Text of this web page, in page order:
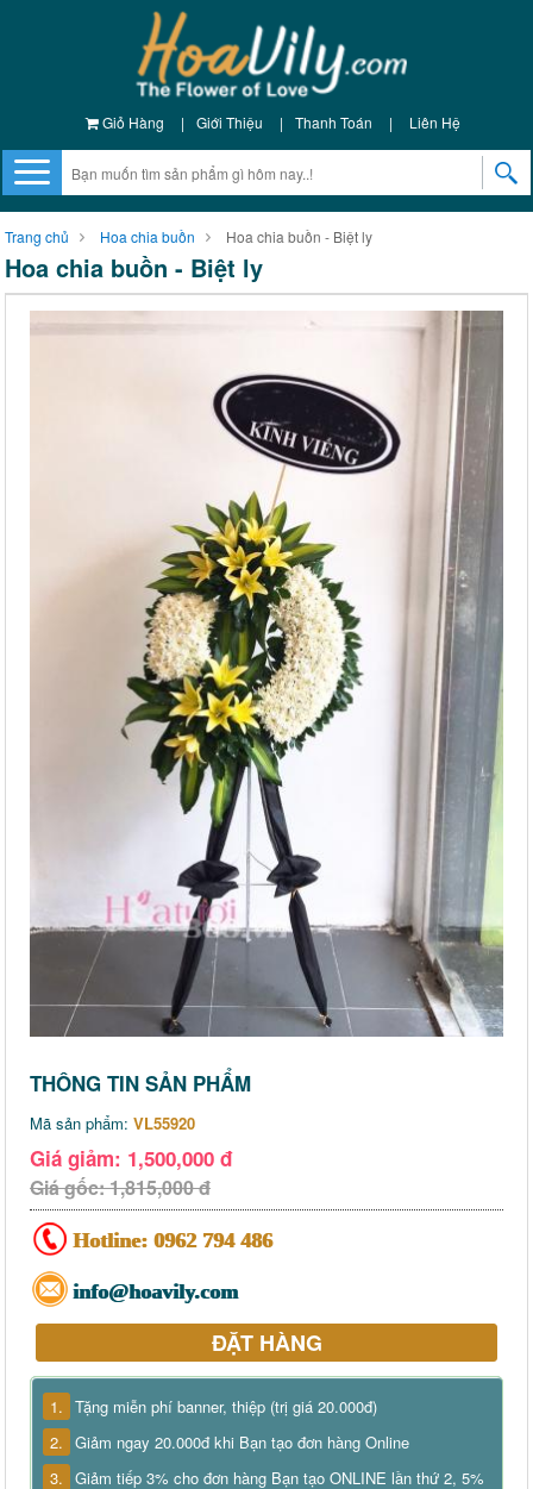
Giỏ Hàng | Giới Thiệu | Thanh Toán | Liên Hệ
Trang chủ Hoa chia buồn Hoa chia buồn - Biệt ly
Hoa chia buồn - Biệt ly
THÔNG TIN SẢN PHẨM
Mã sản phẩm: VL55920
Giá giảm: 1,500,000 đ
Giá gốc: 1,815,000 đ
Hotline: 0962 794 486
info@hoavily.com
ĐẶT HÀNG
1. Tặng miễn phí banner, thiệp (trị giá 20.000đ)
2. Giảm ngay 20.000đ khi Bạn tạo đơn hàng Online
3. Giảm tiếp 3% cho đơn hàng Bạn tạo ONLINE lần thứ 2, 5%